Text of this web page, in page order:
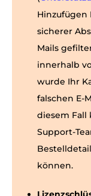
Hinzufügen
sicherer
Mails
innerhalb
wurde Ihr
falschen E-
diesem Fall
Support-
können.